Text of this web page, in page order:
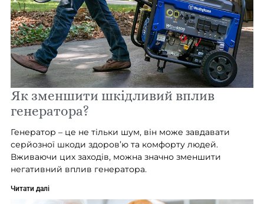
Як зменшити шкідливий вплив
генератора?
Генератор – це не тільки шум, він може завдавати
серйозної шкоди здоров’ю та комфорту людей.
Вживаючи цих заходів, можна значно зменшити
негативний вплив генератора.
Читати далі